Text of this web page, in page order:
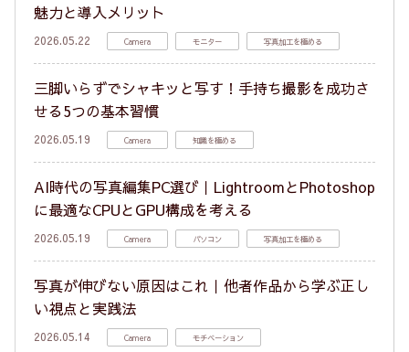
魅力と導入メリット
2026.05.22 Camera モニター 写真加工を極める
三脚いらずでシャキッと写す！手持ち撮影を成功さ
せる5つの基本習慣
2026.05.19 Camera 知識を極める
AI時代の写真編集PC選び｜LightroomとPhotoshop
に最適なCPUとGPU構成を考える
2026.05.19 Camera パソコン 写真加工を極める
写真が伸びない原因はこれ｜他者作品から学ぶ正し
い視点と実践法
2026.05.14 Camera モチベーション